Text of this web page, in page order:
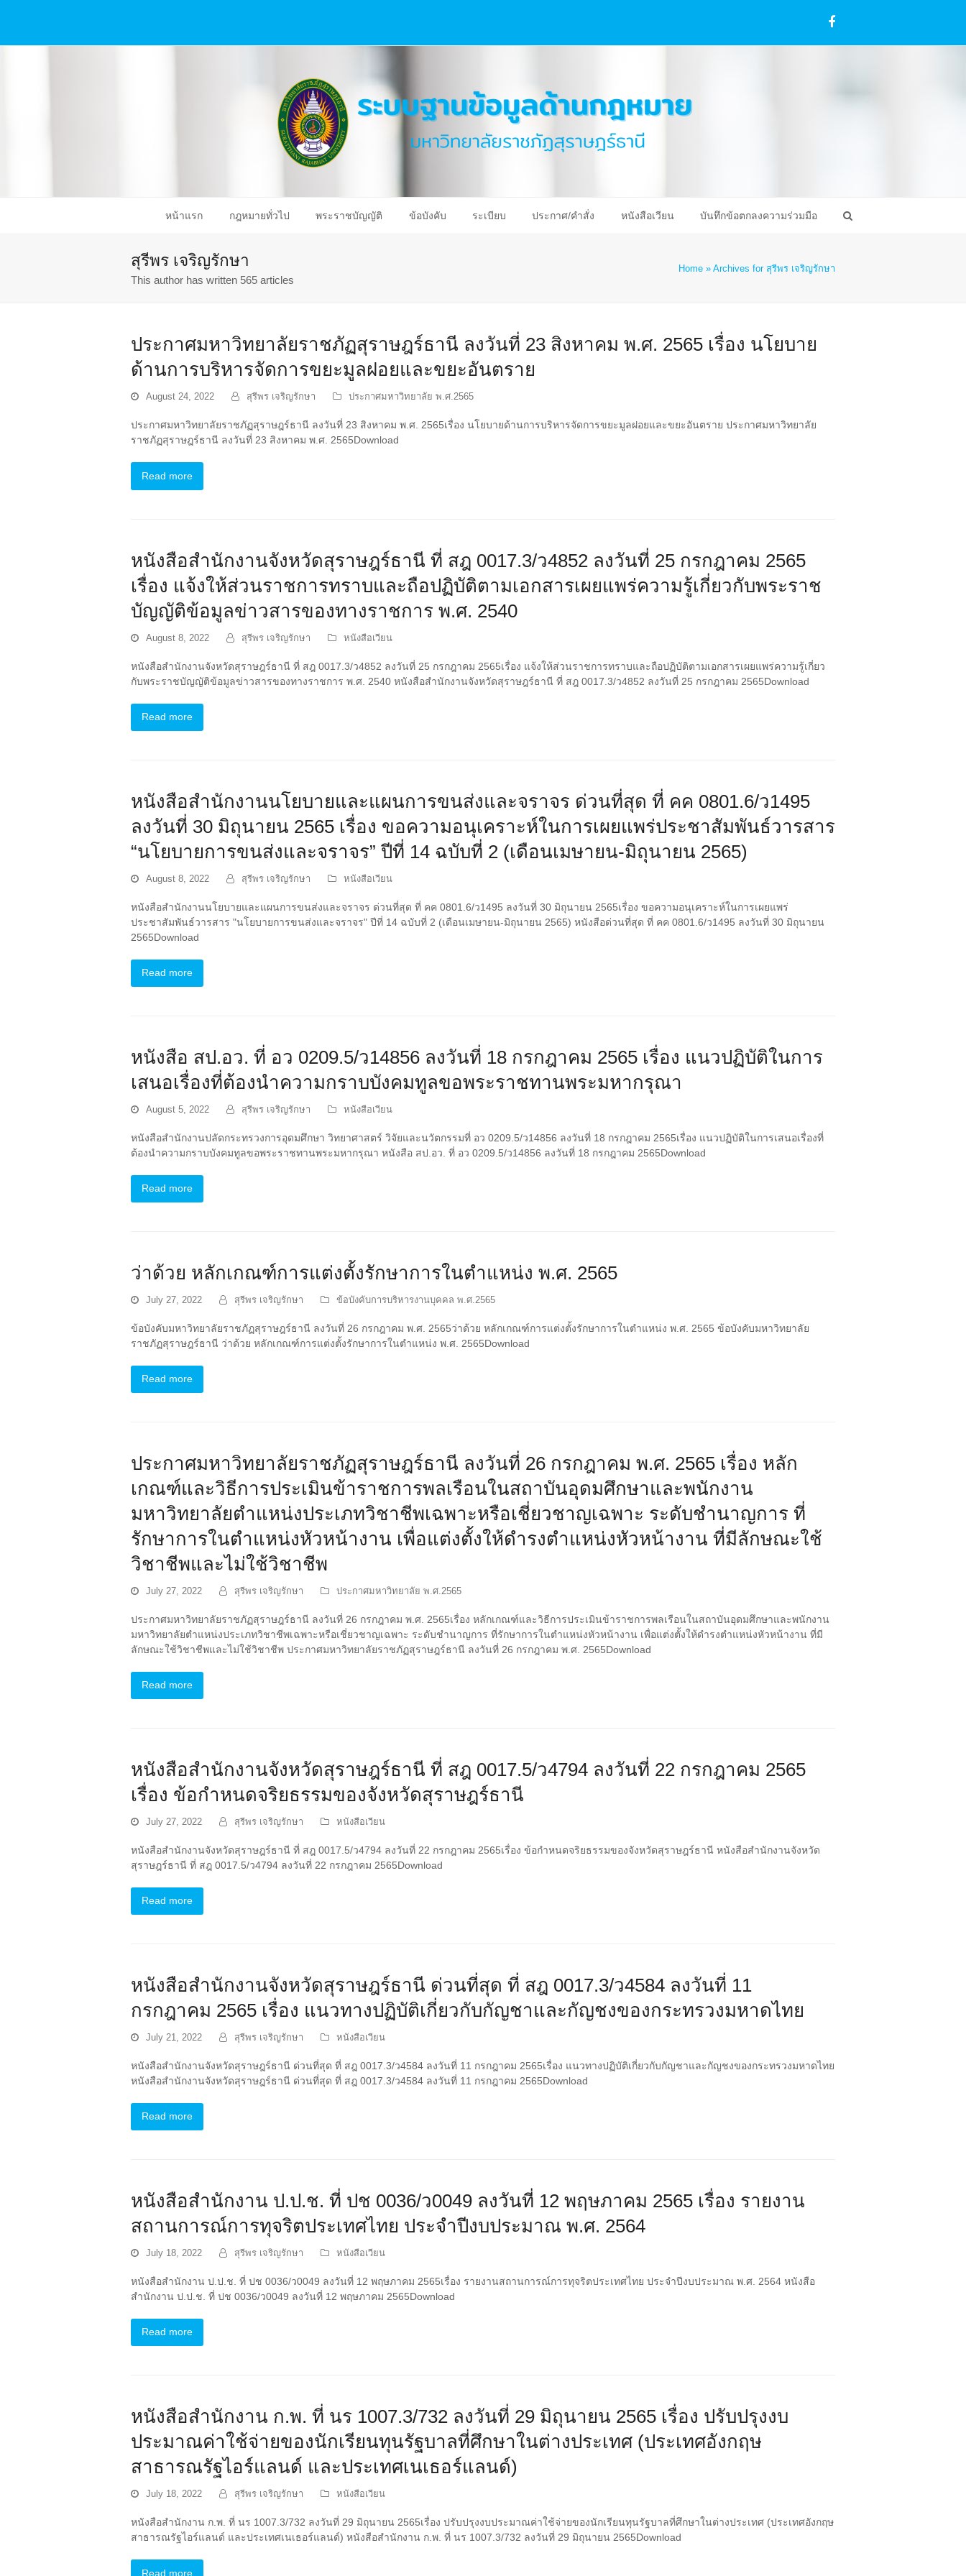
Facebook
หน้าแรก กฎหมายทั่วไป พระราชบัญญัติ ข้อบังคับ ระเบียบ ประกาศ/คำสั่ง หนังสือเวียน บันทึกข้อตกลงความร่วมมือ
สุรีพร เจริญรักษา
This author has written 565 articles
Home » Archives for สุรีพร เจริญรักษา
ประกาศมหาวิทยาลัยราชภัฏสุราษฎร์ธานี ลงวันที่ 23 สิงหาคม พ.ศ. 2565 เรื่อง นโยบาย
ด้านการบริหารจัดการขยะมูลฝอยและขยะอันตราย
August 24, 2022 สุรีพร เจริญรักษา ประกาศมหาวิทยาลัย พ.ศ.2565
ประกาศมหาวิทยาลัยราชภัฏสุราษฎร์ธานี ลงวันที่ 23 สิงหาคม พ.ศ. 2565เรื่อง นโยบายด้านการบริหารจัดการขยะมูลฝอยและขยะอันตราย ประกาศมหาวิทยาลัย
ราชภัฏสุราษฎร์ธานี ลงวันที่ 23 สิงหาคม พ.ศ. 2565Download
Read more
หนังสือสำนักงานจังหวัดสุราษฎร์ธานี ที่ สฎ 0017.3/ว4852 ลงวันที่ 25 กรกฎาคม 2565
เรื่อง แจ้งให้ส่วนราชการทราบและถือปฏิบัติตามเอกสารเผยแพร่ความรู้เกี่ยวกับพระราช
บัญญัติข้อมูลข่าวสารของทางราชการ พ.ศ. 2540
August 8, 2022 สุรีพร เจริญรักษา หนังสือเวียน
หนังสือสำนักงานจังหวัดสุราษฎร์ธานี ที่ สฎ 0017.3/ว4852 ลงวันที่ 25 กรกฎาคม 2565เรื่อง แจ้งให้ส่วนราชการทราบและถือปฏิบัติตามเอกสารเผยแพร่ความรู้เกี่ยว
กับพระราชบัญญัติข้อมูลข่าวสารของทางราชการ พ.ศ. 2540 หนังสือสำนักงานจังหวัดสุราษฎร์ธานี ที่ สฎ 0017.3/ว4852 ลงวันที่ 25 กรกฎาคม 2565Download
Read more
หนังสือสำนักงานนโยบายและแผนการขนส่งและจราจร ด่วนที่สุด ที่ คค 0801.6/ว1495
ลงวันที่ 30 มิถุนายน 2565 เรื่อง ขอความอนุเคราะห์ในการเผยแพร่ประชาสัมพันธ์วารสาร
“นโยบายการขนส่งและจราจร” ปีที่ 14 ฉบับที่ 2 (เดือนเมษายน-มิถุนายน 2565)
August 8, 2022 สุรีพร เจริญรักษา หนังสือเวียน
หนังสือสำนักงานนโยบายและแผนการขนส่งและจราจร ด่วนที่สุด ที่ คค 0801.6/ว1495 ลงวันที่ 30 มิถุนายน 2565เรื่อง ขอความอนุเคราะห์ในการเผยแพร่
ประชาสัมพันธ์วารสาร "นโยบายการขนส่งและจราจร" ปีที่ 14 ฉบับที่ 2 (เดือนเมษายน-มิถุนายน 2565) หนังสือด่วนที่สุด ที่ คค 0801.6/ว1495 ลงวันที่ 30 มิถุนายน
2565Download
Read more
หนังสือ สป.อว. ที่ อว 0209.5/ว14856 ลงวันที่ 18 กรกฎาคม 2565 เรื่อง แนวปฏิบัติในการ
เสนอเรื่องที่ต้องนำความกราบบังคมทูลขอพระราชทานพระมหากรุณา
August 5, 2022 สุรีพร เจริญรักษา หนังสือเวียน
หนังสือสำนักงานปลัดกระทรวงการอุดมศึกษา วิทยาศาสตร์ วิจัยและนวัตกรรมที่ อว 0209.5/ว14856 ลงวันที่ 18 กรกฎาคม 2565เรื่อง แนวปฏิบัติในการเสนอเรื่องที่
ต้องนำความกราบบังคมทูลขอพระราชทานพระมหากรุณา หนังสือ สป.อว. ที่ อว 0209.5/ว14856 ลงวันที่ 18 กรกฎาคม 2565Download
Read more
ว่าด้วย หลักเกณฑ์การแต่งตั้งรักษาการในตำแหน่ง พ.ศ. 2565
July 27, 2022 สุรีพร เจริญรักษา ข้อบังคับการบริหารงานบุคคล พ.ศ.2565
ข้อบังคับมหาวิทยาลัยราชภัฏสุราษฎร์ธานี ลงวันที่ 26 กรกฎาคม พ.ศ. 2565ว่าด้วย หลักเกณฑ์การแต่งตั้งรักษาการในตำแหน่ง พ.ศ. 2565 ข้อบังคับมหาวิทยาลัย
ราชภัฏสุราษฎร์ธานี ว่าด้วย หลักเกณฑ์การแต่งตั้งรักษาการในตำแหน่ง พ.ศ. 2565Download
Read more
ประกาศมหาวิทยาลัยราชภัฏสุราษฎร์ธานี ลงวันที่ 26 กรกฎาคม พ.ศ. 2565 เรื่อง หลัก
เกณฑ์และวิธีการประเมินข้าราชการพลเรือนในสถาบันอุดมศึกษาและพนักงาน
มหาวิทยาลัยตำแหน่งประเภทวิชาชีพเฉพาะหรือเชี่ยวชาญเฉพาะ ระดับชำนาญการ ที่
รักษาการในตำแหน่งหัวหน้างาน เพื่อแต่งตั้งให้ดำรงตำแหน่งหัวหน้างาน ที่มีลักษณะใช้
วิชาชีพและไม่ใช้วิชาชีพ
July 27, 2022 สุรีพร เจริญรักษา ประกาศมหาวิทยาลัย พ.ศ.2565
ประกาศมหาวิทยาลัยราชภัฏสุราษฎร์ธานี ลงวันที่ 26 กรกฎาคม พ.ศ. 2565เรื่อง หลักเกณฑ์และวิธีการประเมินข้าราชการพลเรือนในสถาบันอุดมศึกษาและพนักงาน
มหาวิทยาลัยตำแหน่งประเภทวิชาชีพเฉพาะหรือเชี่ยวชาญเฉพาะ ระดับชำนาญการ ที่รักษาการในตำแหน่งหัวหน้างาน เพื่อแต่งตั้งให้ดำรงตำแหน่งหัวหน้างาน ที่มี
ลักษณะใช้วิชาชีพและไม่ใช้วิชาชีพ ประกาศมหาวิทยาลัยราชภัฏสุราษฎร์ธานี ลงวันที่ 26 กรกฎาคม พ.ศ. 2565Download
Read more
หนังสือสำนักงานจังหวัดสุราษฎร์ธานี ที่ สฎ 0017.5/ว4794 ลงวันที่ 22 กรกฎาคม 2565
เรื่อง ข้อกำหนดจริยธรรมของจังหวัดสุราษฎร์ธานี
July 27, 2022 สุรีพร เจริญรักษา หนังสือเวียน
หนังสือสำนักงานจังหวัดสุราษฎร์ธานี ที่ สฎ 0017.5/ว4794 ลงวันที่ 22 กรกฎาคม 2565เรื่อง ข้อกำหนดจริยธรรมของจังหวัดสุราษฎร์ธานี หนังสือสำนักงานจังหวัด
สุราษฎร์ธานี ที่ สฎ 0017.5/ว4794 ลงวันที่ 22 กรกฎาคม 2565Download
Read more
หนังสือสำนักงานจังหวัดสุราษฎร์ธานี ด่วนที่สุด ที่ สฎ 0017.3/ว4584 ลงวันที่ 11
กรกฎาคม 2565 เรื่อง แนวทางปฏิบัติเกี่ยวกับกัญชาและกัญชงของกระทรวงมหาดไทย
July 21, 2022 สุรีพร เจริญรักษา หนังสือเวียน
หนังสือสำนักงานจังหวัดสุราษฎร์ธานี ด่วนที่สุด ที่ สฎ 0017.3/ว4584 ลงวันที่ 11 กรกฎาคม 2565เรื่อง แนวทางปฏิบัติเกี่ยวกับกัญชาและกัญชงของกระทรวงมหาดไทย
หนังสือสำนักงานจังหวัดสุราษฎร์ธานี ด่วนที่สุด ที่ สฎ 0017.3/ว4584 ลงวันที่ 11 กรกฎาคม 2565Download
Read more
หนังสือสำนักงาน ป.ป.ช. ที่ ปช 0036/ว0049 ลงวันที่ 12 พฤษภาคม 2565 เรื่อง รายงาน
สถานการณ์การทุจริตประเทศไทย ประจำปีงบประมาณ พ.ศ. 2564
July 18, 2022 สุรีพร เจริญรักษา หนังสือเวียน
หนังสือสำนักงาน ป.ป.ช. ที่ ปช 0036/ว0049 ลงวันที่ 12 พฤษภาคม 2565เรื่อง รายงานสถานการณ์การทุจริตประเทศไทย ประจำปีงบประมาณ พ.ศ. 2564 หนังสือ
สำนักงาน ป.ป.ช. ที่ ปช 0036/ว0049 ลงวันที่ 12 พฤษภาคม 2565Download
Read more
หนังสือสำนักงาน ก.พ. ที่ นร 1007.3/732 ลงวันที่ 29 มิถุนายน 2565 เรื่อง ปรับปรุงงบ
ประมาณค่าใช้จ่ายของนักเรียนทุนรัฐบาลที่ศึกษาในต่างประเทศ (ประเทศอังกฤษ
สาธารณรัฐไอร์แลนด์ และประเทศเนเธอร์แลนด์)
July 18, 2022 สุรีพร เจริญรักษา หนังสือเวียน
หนังสือสำนักงาน ก.พ. ที่ นร 1007.3/732 ลงวันที่ 29 มิถุนายน 2565เรื่อง ปรับปรุงงบประมาณค่าใช้จ่ายของนักเรียนทุนรัฐบาลที่ศึกษาในต่างประเทศ (ประเทศอังกฤษ
สาธารณรัฐไอร์แลนด์ และประเทศเนเธอร์แลนด์) หนังสือสำนักงาน ก.พ. ที่ นร 1007.3/732 ลงวันที่ 29 มิถุนายน 2565Download
Read more